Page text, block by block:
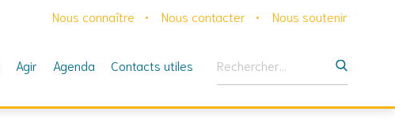
Nous connaître Nous contacter Nous soutenir
Agir Agenda Contacts utiles